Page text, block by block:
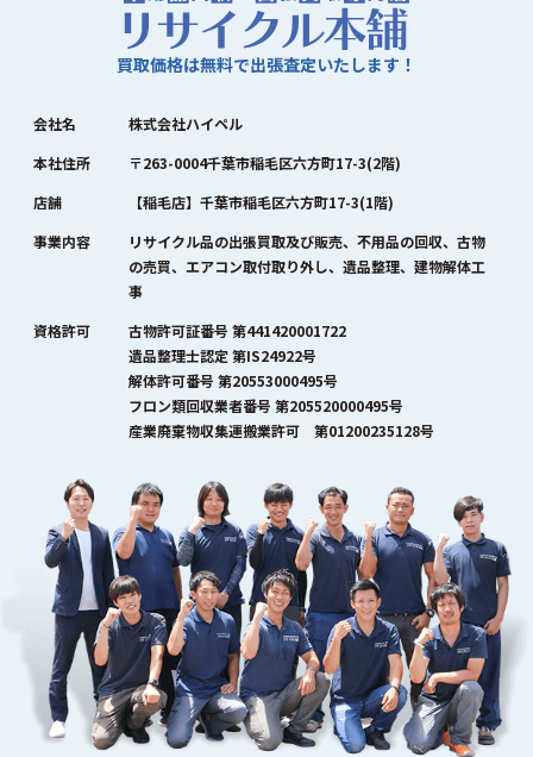
買取価格は無料で出張査定いたします！
会社名
株式会社ハイペル
本社住所
〒263-0004千葉市稲毛区六方町17-3(2階)
店舗
【稲毛店】千葉市稲毛区六方町17-3(1階)
事業内容
リサイクル品の出張買取及び販売、不用品の回収、古物
の売買、エアコン取付取り外し、遺品整理、建物解体工
事
資格許可
古物許可証番号 第441420001722
遺品整理士認定 第IS24922号
解体許可番号 第20553000495号
フロン類回収業者番号 第205520000495号
産業廃棄物収集運搬業許可 第01200235128号